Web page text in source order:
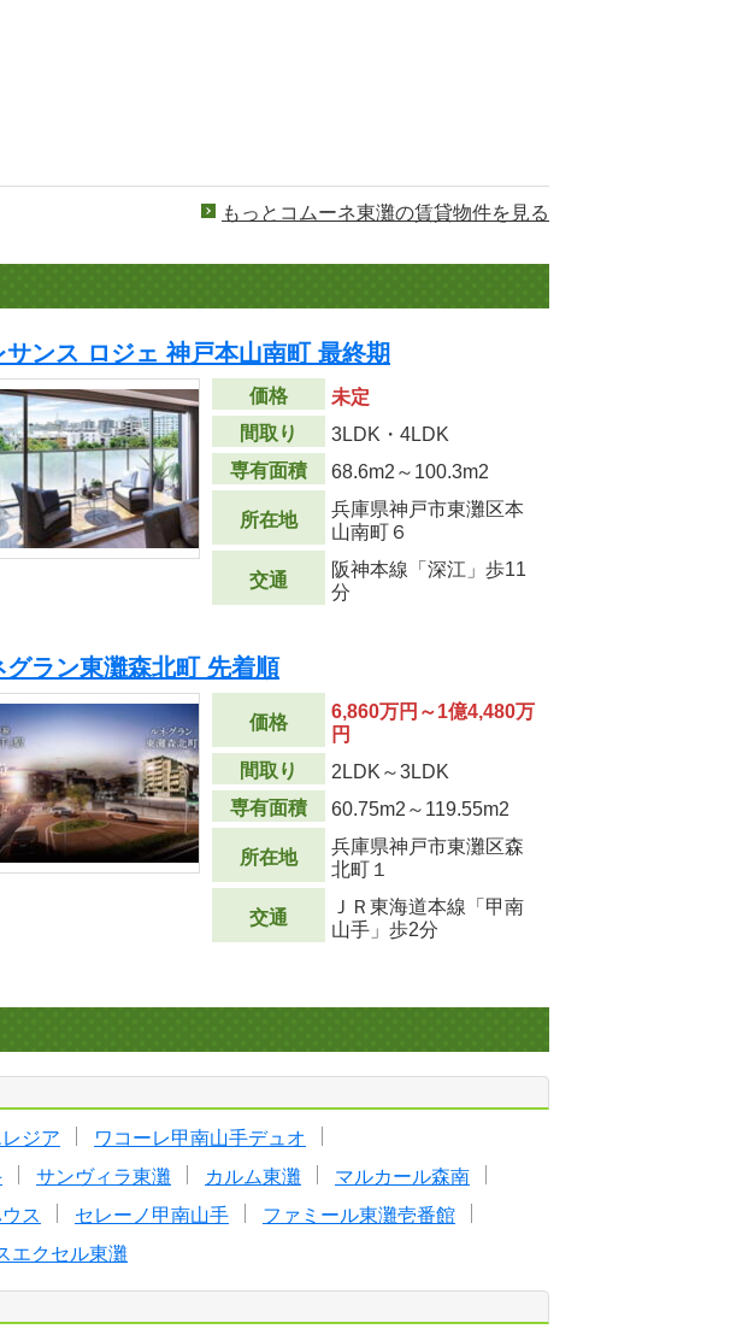
もっとコムーネ東灘の賃貸物件を見る
サンス ロジェ 神戸本山南町 最終期
価格
未定
間取り
3LDK・4LDK
専有面積
68.6m2 ～100.3m2
所在地
兵庫県神戸市東灘区本
山南町６
交通
阪神本線「深江」歩11
分
グラン東灘森北町 先着順
価格
6,860万円～1億4,480万
円
間取り
2LDK～3LDK
専有面積
60.75m2 ～119.55m2
所在地
兵庫県神戸市東灘区森
北町１
交通
ＪＲ東海道本線「甲南
山手」歩2分
ジア
ワコーレ甲南山手デュオ
サンヴィラ東灘 カルム東灘
マルカール森南
ス セレーノ甲南山手
ファミール東灘壱番館
エクセル東灘